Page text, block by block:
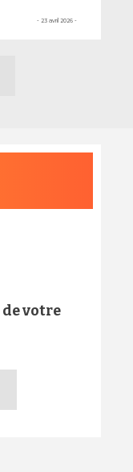
- 23 avril 2026 -
votre